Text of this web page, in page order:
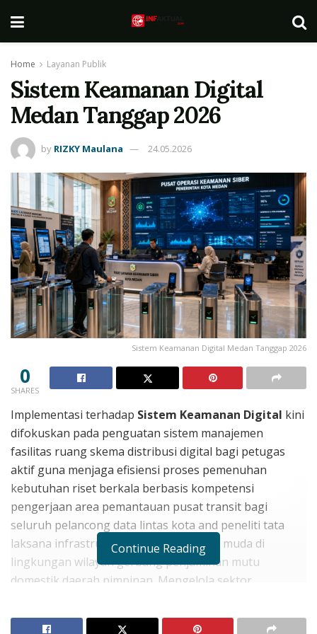
Home Layanan Publik
Sistem Keamanan Digital
Medan Tanggap 2026
by RIZKY Maulana 24.05.2026
Sistem Keamanan Digital Medan Tanggap 2026
0
SHARES
Implementasi terhadap Sistem Keamanan Digital kini
difokuskan pada penguatan sistem manajemen
fasilitas ruang skema distribusi digital bagi petugas
aktif guna menjaga efisiensi proses pemenuhan
kebutuhan riset berkala berbasis kompetensi
pengerjaan area pemantauan pusat transit bagi
seluruh pelancong data lintas kota and peneliti tata
laksana infrastruktur keamanan umum muda di
lingkungan wilayah gerbang penjaminan mutu
domestik daerah pimpinan. Mengelola sektor
urusan memajang lembaran maklumat jadwal
Continue Reading